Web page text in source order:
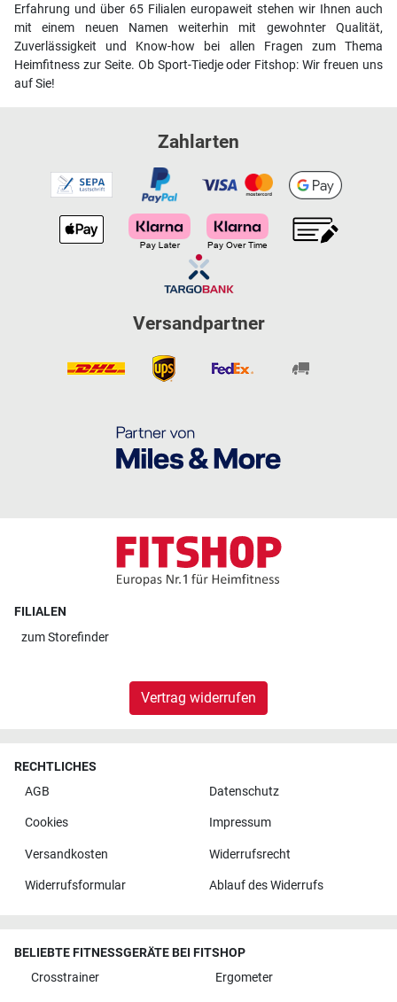
Erfahrung und über 65 Filialen europaweit stehen wir Ihnen auch
mit einem neuen Namen weiterhin mit gewohnter Qualität,
Zuverlässigkeit und Know-how bei allen Fragen zum Thema
Heimfitness zur Seite. Ob Sport-Tiedje oder Fitshop: Wir freuen uns
auf Sie!
Zahlarten
Versandpartner
FILIALEN
zumStorefinder
Vertrag widerrufen
RECHTLICHES
AGB
Datenschutz
Cookies Impressum
Versandkosten Widerrufsrecht
Widerrufsformular Ablauf des Widerrufs
BELIEBTE FITNESSGERÄTE BEI FITSHOP
Crosstrainer
Ergometer